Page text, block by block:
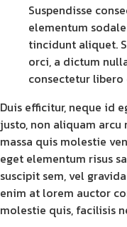
Suspendisse
elementum
tincidunt aliquet.
orci, a dictum
consectetur libero
Duis efficitur, neque id
justo, non aliquam
massa quis molestie
eget elementum risus
suscipit sem, vel
enim at lorem auctor
molestie quis, facilisis